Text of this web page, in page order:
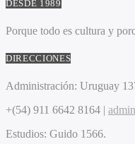
DESDE 1989
Porque todo es cultura y
DIRECCIONES
Administración: Uruguay
+(54) 911 6642 8164 |
Estudios: Guido 1566.